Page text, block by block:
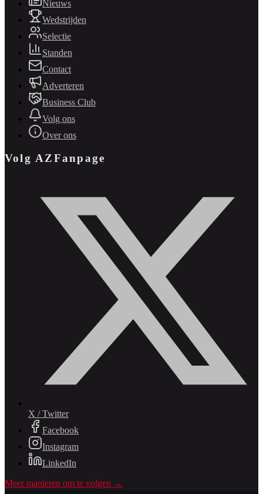
Nieuws
Wedstrijden
Selectie
Standen
Contact
Adverteren
Business Club
Volg ons
Over ons
Volg AZFanpage
X / Twitter
Facebook
Instagram
LinkedIn
Meer manieren om te volgen →